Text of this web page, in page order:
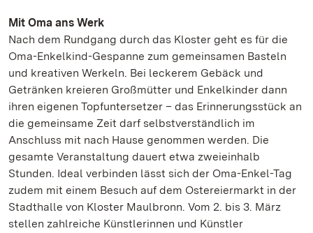
Mit Oma ans Werk
Nach dem Rundgang durch das Kloster geht es für die
Oma-Enkelkind-Gespanne zum gemeinsamen Basteln
und kreativen Werkeln. Bei leckerem Gebäck und
Getränken kreieren Großmütter und Enkelkinder dann
ihren eigenen Topfuntersetzer – das Erinnerungsstück an
die gemeinsame Zeit darf selbstverständlich im
Anschluss mit nach Hause genommen werden. Die
gesamte Veranstaltung dauert etwa zweieinhalb
Stunden. Ideal verbinden lässt sich der Oma-Enkel-Tag
zudem mit einem Besuch auf dem Ostereiermarkt in der
Stadthalle von Kloster Maulbronn. Vom 2. bis 3. März
stellen zahlreiche Künstlerinnen und Künstler